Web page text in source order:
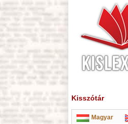
Kisszótár
Magyar